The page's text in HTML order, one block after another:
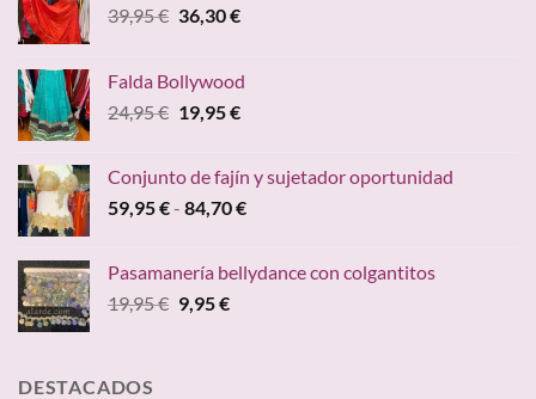
39,95€ El
era:
39,95 €.
36,30€El
es:
36,30 €.
Falda Bollywood
24,95€ El
era:
24,95 €.
19,95€El
es:
19,95 €.
Conjunto de fajín y sujetador oportunidad
59,95€- 84,70€Rango
desde
Pasamanería bellydance con colgantitos
19,95€ El
9,95€El
DESTACADOS